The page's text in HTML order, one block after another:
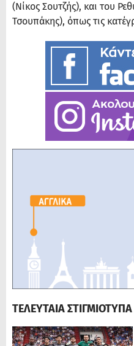
(Νίκος Σουτζής), και του
Τσουπάκης), όπως τις
ΤΕΛΕΥΤΑΙΑ